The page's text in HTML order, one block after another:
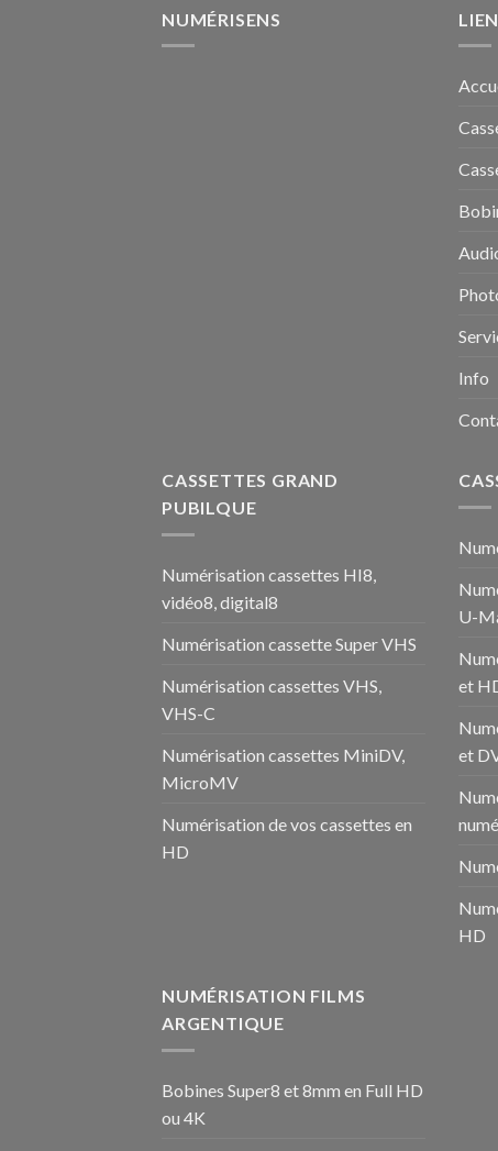
NUMÉRISENS
Info
CASSETTES GRAND
PUBILQUE
Numérisation cassettes HI8,
vidéo8, digital8
Numérisation cassette Super VHS
Numérisation cassettes VHS,
VHS-C
Numérisation cassettes MiniDV,
MicroMV
Numérisation de vos cassettes en
HD
U-
et
et
HD
NUMÉRISATION FILMS
ARGENTIQUE
Bobines Super8 et 8mm en Full HD
ou 4K